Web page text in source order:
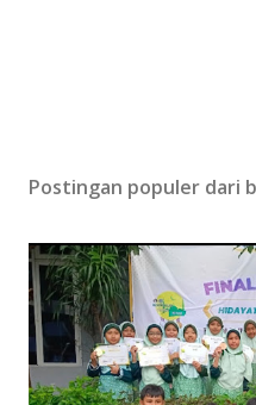
Postingan populer dari